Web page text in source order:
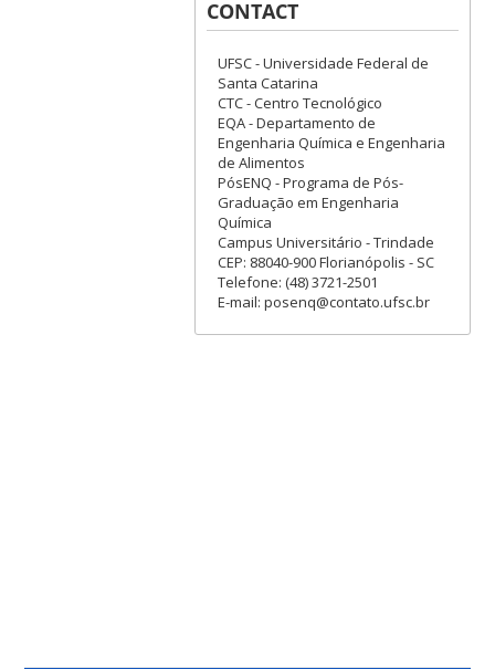
CONTACT
UFSC - Universidade Federal de
Santa Catarina
CTC - Centro Tecnológico
EQA - Departamento de
Engenharia Química e Engenharia
de Alimentos
PósENQ - Programa de Pós-
Graduação em Engenharia
Química
Campus Universitário - Trindade
CEP: 88040-900 Florianópolis - SC
Telefone: (48) 3721-2501
E-mail: posenq@contato.ufsc.br